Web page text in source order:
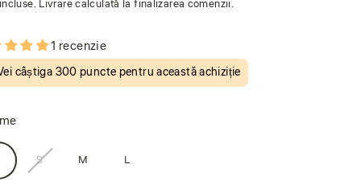
Livrare calculată la finalizarea comenzii.
1 recenzie
câștiga 300 puncte pentru această achiziție
S M L